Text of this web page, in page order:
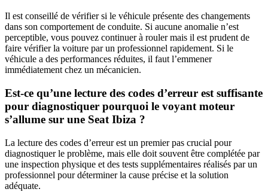
Il est conseillé de vérifier si le véhicule présente des changements
dans son comportement de conduite. Si aucune anomalie n’est
perceptible, vous pouvez continuer à rouler mais il est prudent de
faire vérifier la voiture par un professionnel rapidement. Si le
véhicule a des performances réduites, il faut l’emmener
immédiatement chez un mécanicien.
Est-ce qu’une lecture des codes d’erreur est suffisante
pour diagnostiquer pourquoi le voyant moteur
s’allume sur une Seat Ibiza ?
La lecture des codes d’erreur est un premier pas crucial pour
diagnostiquer le problème, mais elle doit souvent être complétée par
une inspection physique et des tests supplémentaires réalisés par un
professionnel pour déterminer la cause précise et la solution
adéquate.